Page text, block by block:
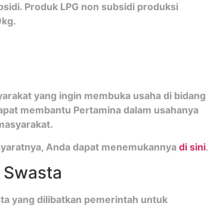
Produk LPG non subsidi produksi
yang ingin membuka usaha di bidang
membantu Pertamina dalam usahanya
Anda dapat menemukannya di sini.
yang dilibatkan pemerintah untuk